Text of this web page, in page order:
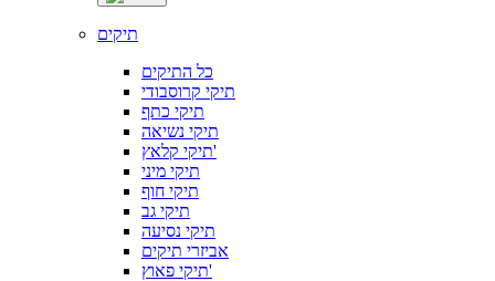
תיקים
כל התיקים
תיקי קרוסבודי
תיקי כתף
תיקי נשיאה
תיקי קלאץ'
תיקי מיני
תיקי חוף
תיקי גב
תיקי נסיעה
אביזרי תיקים
תיקי פאוץ'